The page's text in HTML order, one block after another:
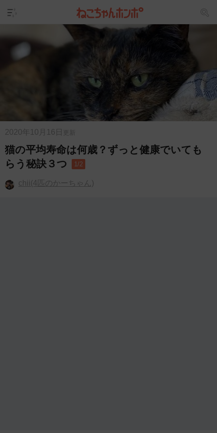
2020年10月16日 更新
猫の平均寿命は何歳？ずっと健康でいても
らう秘訣３つ
1/2
chii(4匹のかーちゃん)